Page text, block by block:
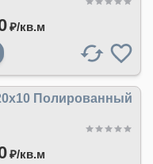
₽/кв.м
Полированный
₽/кв.м